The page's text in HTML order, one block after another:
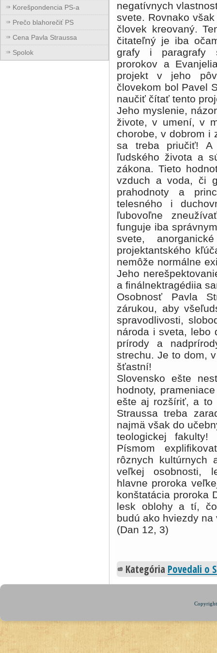
Korešpondencia PS-a
Prečo blahorečiť PS
Cena Pavla Straussa
Spolok
negatívnych
svete. Rovnako
človek kreovaný.
čitateľný je iba
grafy i paragrafy
prorokov a
projekt v jeho
človekom bol Pavel
naučiť čítať tento
Jeho myslenie,
živote, v umení, v
chorobe, v dobrom i
sa treba priučiť!
ľudského života a
zákona. Tieto
vzduch a voda, či
prahodnoty a
telesného i
ľubovoľne
funguje iba
svete,
projektantského
nemôže normálne
Jeho
a ﬁnálnektragédiia
Osobnosť Pavla
zárukou, aby
spravodlivosti,
národa i sveta, lebo
prírody a
strechu. Je to dom,
šťastní!
Slovensko ešte
hodnoty,
ešte aj rozšíriť, a to
Straussa treba
najmä však do
teologickej
Písmom
rôznych kultúrnych
veľkej osobnosti,
hlavne proroka
konštatácia proroka
lesk oblohy a tí,
budú ako hviezdy na
(Dan 12, 3)
Kategória Povedali o